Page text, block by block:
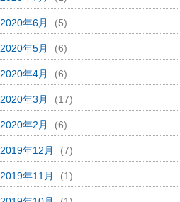
2020年6月 (5)
2020年5月 (6)
2020年4月 (6)
2020年3月 (17)
2020年2月 (6)
2019年12月 (7)
2019年11月 (1)